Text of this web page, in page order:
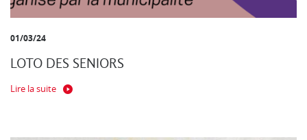
01/03/24
LOTO DES SENIORS
Lire la suite